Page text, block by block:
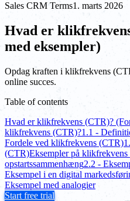
Sales CRM Terms1. marts 2026
Hvad er
med eksempler)
Opdag kraften i klikfrekvens
online succes.
Table of contents
Hvad er klikfrekvens (CTR)?
klikfrekvens (CTR)?1.1 -
Fordele ved klikfrekvens (CTR)
(CTR)Eksempler på
opstartssammenhæng2.2 -
Eksempel i en digital
Eksempel med analogier
Start free trial